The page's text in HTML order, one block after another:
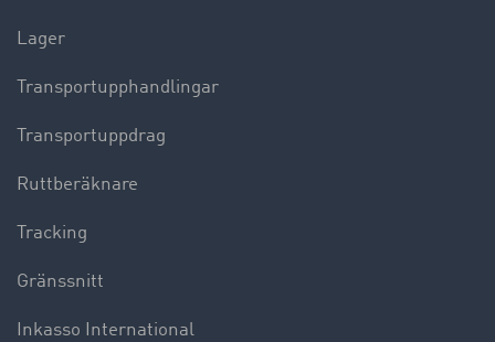
Lager
Transportupphandlingar
Transportuppdrag
Ruttberäknare
Tracking
Gränssnitt
Inkasso International